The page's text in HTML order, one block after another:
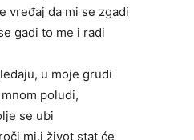
vređaj da mi se zgadi
gadi to me i radi
u moje grudi
poludi,
se ubi
mi,i život stat će